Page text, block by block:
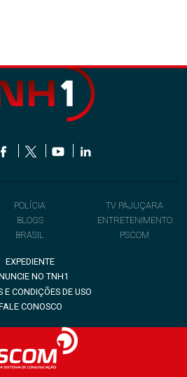
POLÍCIA
BLOGS
BRASIL
TV PAJUÇARA
ENTRETENIMENTO
PSCOM
EXPEDIENTE
NO TNH1
E CONDIÇÕES DE USO
CONOSCO